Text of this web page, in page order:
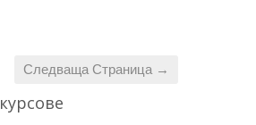
Следваща Страница →
курсове